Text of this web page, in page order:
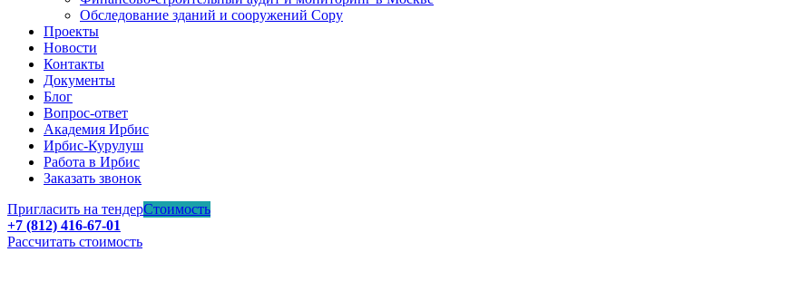
Обследование зданий и сооружений Copy
Проекты
Новости
Контакты
Документы
Блог
Вопрос-ответ
Академия Ирбис
Ирбис-Курулуш
Работа в Ирбис
Заказать звонок
Пригласить на тендерСтоимость
+7 (812) 416-67-01
Рассчитать стоимость